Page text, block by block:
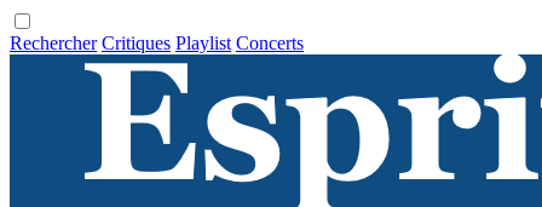
Rechercher Critiques Playlist Concerts